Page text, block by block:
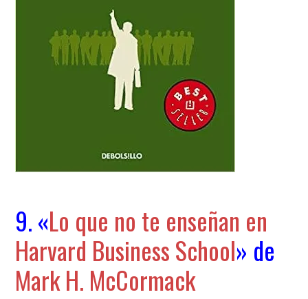
9. «Lo que no te enseñan en
Harvard Business School» de
Mark H. McCormack